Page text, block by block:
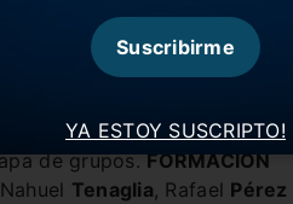
zona, no puede
de grupos.FORMACIÓN
Tenaglia, Rafael Pérez
YA ESTOY SUSCRIPTO!
Suscribirme